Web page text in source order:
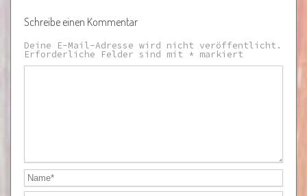
Schreibe einen Kommentar
Deine E-Mail-Adresse wird nicht veröffentlicht.
Erforderliche Felder sind mit * markiert